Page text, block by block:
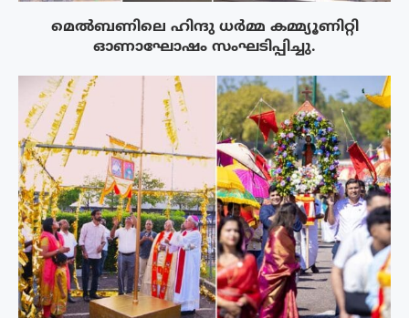
മെൽബണിലെ ഹിന്ദു ധർമ്മ കമ്മ്യൂണിറ്റി
ഓണാഘോഷം സംഘടിപ്പിച്ചു.